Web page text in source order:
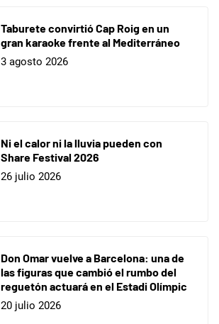
Taburete convirtió Cap Roig en un
gran karaoke frente al Mediterráneo
3 agosto 2026
Ni el calor ni la lluvia pueden con
Share Festival 2026
26 julio 2026
Don Omar vuelve a Barcelona: una de
las figuras que cambió el rumbo del
reguetón actuará en el Estadi Olímpic
20 julio 2026